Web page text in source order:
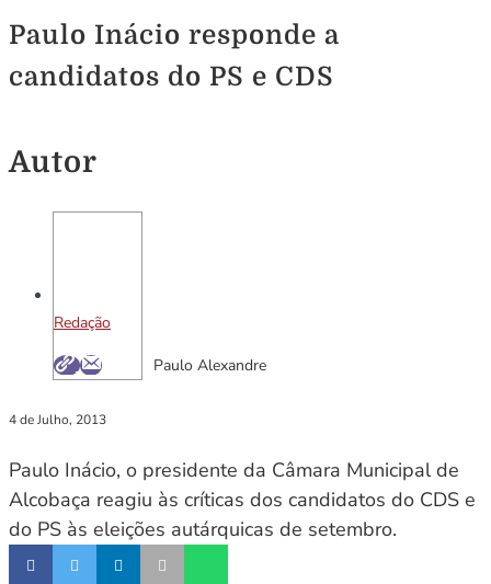
Paulo Inácio responde a
candidatos do PS e CDS
Autor
Redação
Paulo Alexandre
4 de Julho, 2013
Paulo Inácio, o presidente da Câmara Municipal de
Alcobaça reagiu às críticas dos candidatos do CDS e
do PS às eleições autárquicas de setembro.